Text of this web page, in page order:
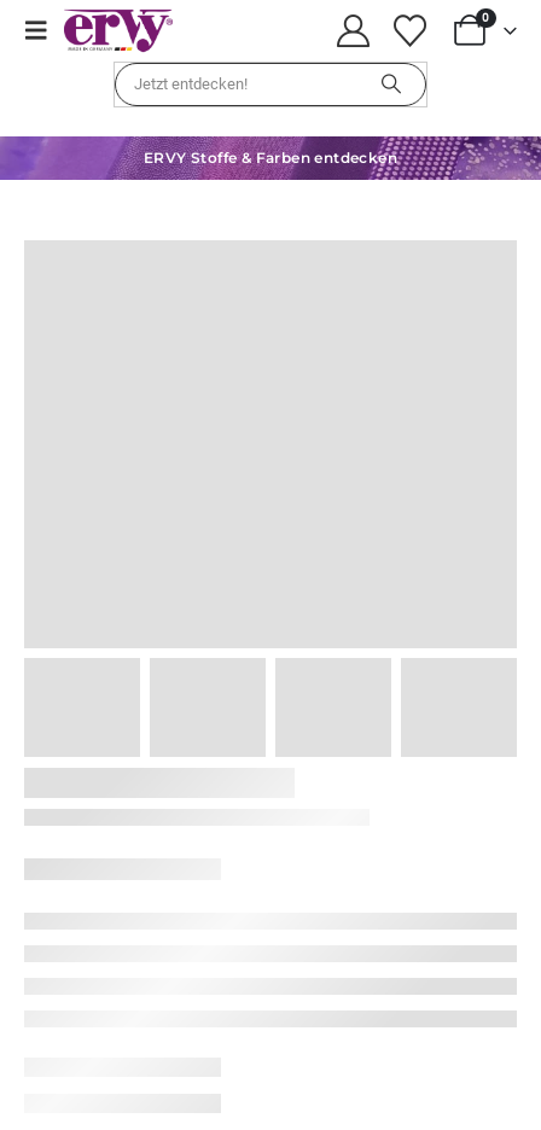
0
ERVY Stoffe & Farben entdecken